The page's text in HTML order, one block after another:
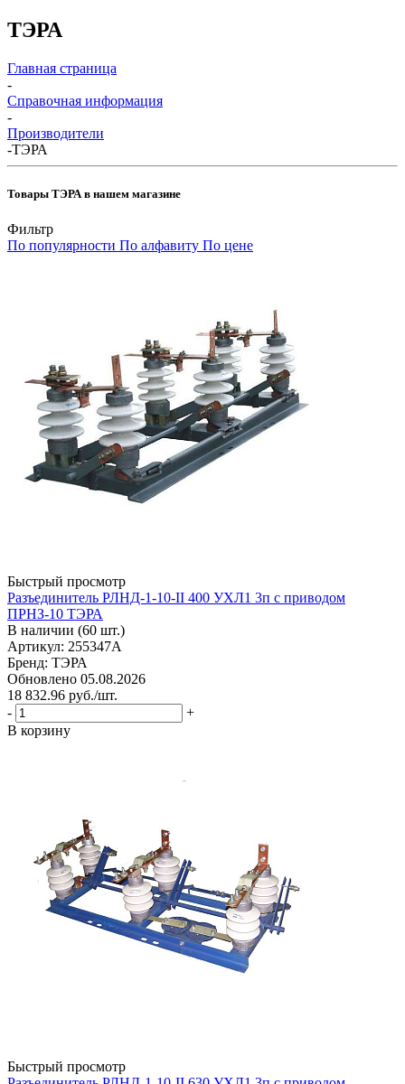
ТЭРА
Главная страница
-
Справочная информация
-
Производители
-ТЭРА
Товары ТЭРА в нашем магазине
Фильтр
По популярности По алфавиту По цене
Быстрый просмотр
Разъединитель РЛНД-1-10-II 400 УХЛ1 3п с приводом
ПРНЗ-10 ТЭРА
В наличии (60 шт.)
Артикул: 255347А
Бренд: ТЭРА
Обновлено 05.08.2026
18 832.96 руб./шт.
-
+
В корзину
Быстрый просмотр